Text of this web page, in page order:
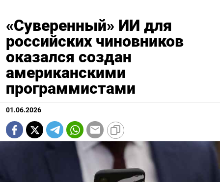
«Суверенный» ИИ для
российских чиновников
оказался создан
американскими
программистами
01.06.2026